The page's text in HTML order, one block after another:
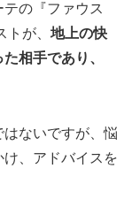
の『ファウス
が、 地上の快
相手であり、
ないですが、悩
、アドバイスを